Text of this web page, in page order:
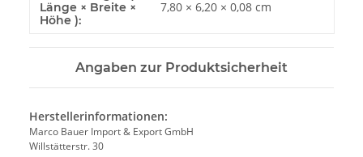
Länge × Breite ×
Höhe ):
7,80 × 6,20 × 0,08 cm
Angaben zur Produktsicherheit
Herstellerinformationen:
Marco Bauer Import & Export GmbH
Willstätterstr. 30